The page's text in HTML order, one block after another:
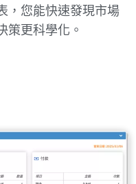
，您能快速發現市場
策更科學化。